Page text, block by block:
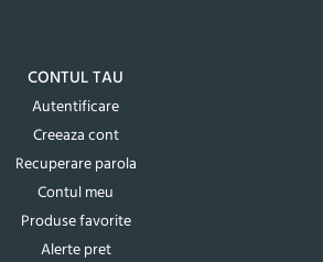
CONTUL TAU
Autentificare
Creeaza cont
Recuperare parola
Contul meu
Produse favorite
Alerte pret